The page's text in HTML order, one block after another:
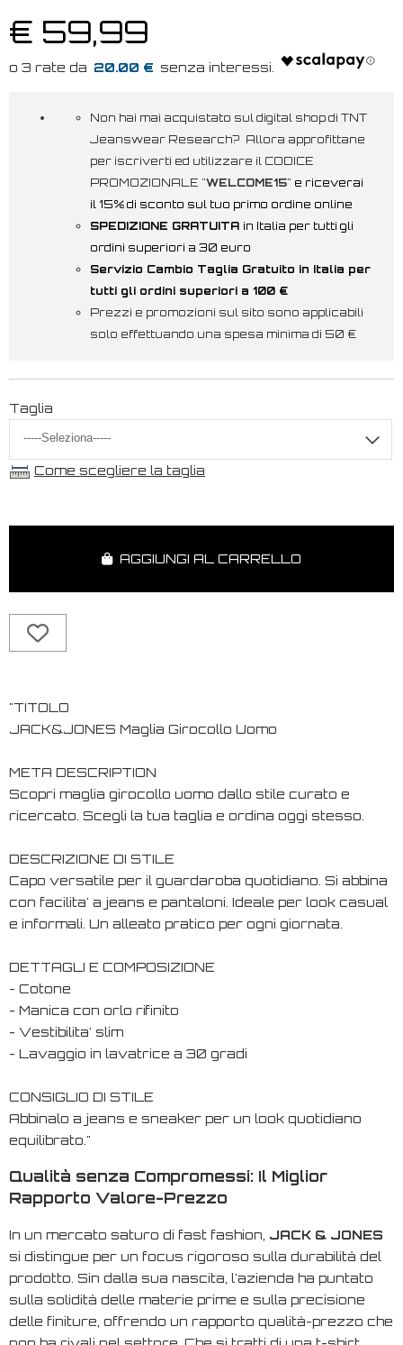
€ 59,99
20.00 €
Non hai mai acquistato sul digital shop di TNT
Jeanswear Research? Allora approfittane
per iscriverti ed utilizzare il CODICE
PROMOZIONALE "WELCOME15" e riceverai
il 15% di sconto sul tuo primo ordine online
SPEDIZIONE GRATUITA in Italia per tutti gli
ordini superiori a 30 euro
Servizio Cambio Taglia Gratuito in Italia per
tutti gli ordini superiori a 100 €
Prezzi e promozioni sul sito sono applicabili
solo effettuando una spesa minima di 50 €
Taglia
Come scegliere la taglia
AGGIUNGI AL CARRELLO
"TITOLO
JACK&JONES Maglia Girocollo Uomo
META DESCRIPTION
Scopri maglia girocollo uomo dallo stile curato e
ricercato. Scegli la tua taglia e ordina oggi stesso.
DESCRIZIONE DI STILE
Capo versatile per il guardaroba quotidiano. Si abbina
con facilita' a jeans e pantaloni. Ideale per look casual
e informali. Un alleato pratico per ogni giornata.
DETTAGLI E COMPOSIZIONE
- Cotone
- Manica con orlo rifinito
- Vestibilita' slim
- Lavaggio in lavatrice a 30 gradi
CONSIGLIO DI STILE
Abbinalo a jeans e sneaker per un look quotidiano
equilibrato."
Qualità senza Compromessi: Il Miglior
Rapporto Valore-Prezzo
In un mercato saturo di fast fashion JACK & JONES
si distingue per un focus rigoroso sulla durabilità del
prodotto. Sin dalla sua nascita, l'azienda ha puntato
sulla solidità delle materie prime e sulla precisione
delle finiture, offrendo un rapporto qualità-prezzo che